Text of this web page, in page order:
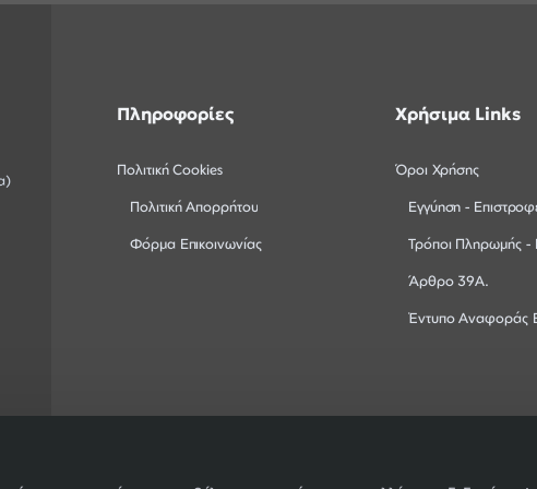
Πληροφορίες
Πολιτική Cookies
Πολιτική Απορρήτου
Φόρμα Επικοινωνίας
Χρήσιμα Links
Όροι Χρήσης
Εγγύηση -
Τρόποι Πληρωμής
Άρθρο 39Α.
Έντυπο Αναφοράς